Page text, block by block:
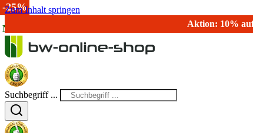
Zum Inhalt springen
Aktion: 10%
Suchbegriff ...
NEU!
NEU!
NEU!
NEU!
NEU!
NEU!
NEU!
NEU!
-25%